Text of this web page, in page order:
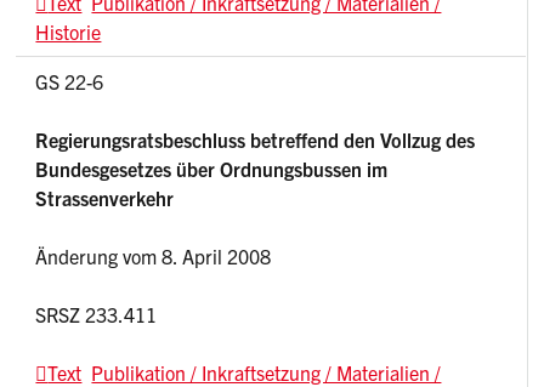
Historie
GS 22-6
Regierungsratsbeschluss betreffend den Vollzug des
Bundesgesetzes über Ordnungsbussen im
Strassenverkehr
Änderung vom 8. April 2008
SRSZ 233.411
Text Publikation / Inkraftsetzung / Materialien /